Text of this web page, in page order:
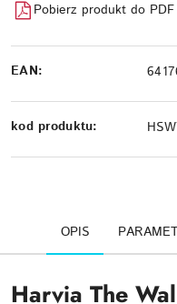
Pobierz produkt do PDF
EAN:
kod produktu:
OPIS
Harvia The